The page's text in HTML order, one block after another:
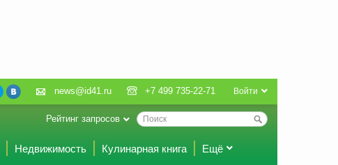
Войти
news@id41.ru +7 499 735-22-71
Рейтинг запросов
Недвижимость Кулинарная книга Ещё